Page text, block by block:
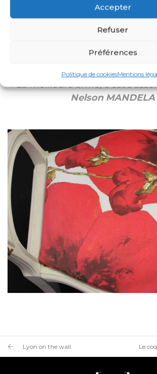
Accepter
Refuser
Préférences
Politique de cookiesMentions
« La meilleure arme, c’est
Nelson MANDELA
Lyon on the wall Le